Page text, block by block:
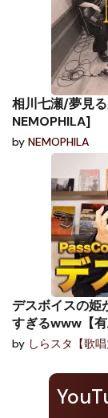
相川七瀬/夢見
NEMOPHILA]
by NEMOPHILA
デスボイスの姫
すぎるwww【
by しらスタ【歌唱